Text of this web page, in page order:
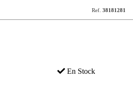
Ref. 38181281
En Stock